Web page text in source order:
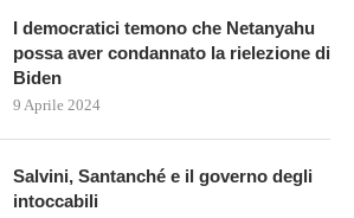
I democratici temono che Netanyahu
possa aver condannato la rielezione di
Biden
9 Aprile 2024
Salvini, Santanché e il governo degli
intoccabili